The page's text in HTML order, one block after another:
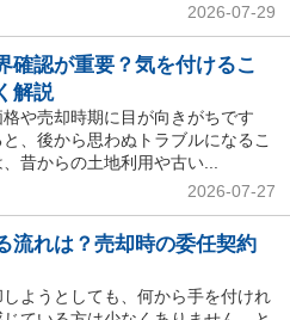
2026-07-29
確認が重要？気を付けるこ
解説
や売却時期に目が向きがちです
、後から思わぬトラブルになるこ
昔からの土地利用や古い...
2026-07-27
流れは？売却時の委任契約
ようとしても、何から手を付けれ